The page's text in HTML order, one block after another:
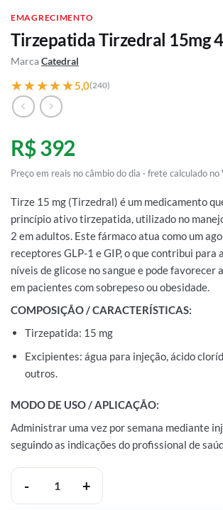
EMAGRECIMENTO
Tirzepatida Tirzedral 15mg
MarcaCatedral
★★★★★
★★★★★5,0(240)
R$ 392
Preço em reais no câmbio do dia · frete calculado
Tirze 15 mg (Tirzedral) é um medicamento
princípio ativo tirzepatida, utilizado no
2 em adultos. Este fármaco atua como um
receptores GLP-1 e GIP, o que contribui para
níveis de glicose no sangue e pode favorecer
em pacientes com sobrepeso ou obesidade.
COMPOSIÇÃO / CARACTERÍSTICAS:
Tirzepatida: 15 mg
Excipientes: água para injeção, ácido
outros.
MODO DE USO / APLICAÇÃO:
Administrar uma vez por semana mediante
seguindo as indicações do profissional de
Tirzepatida Tirzedral 15mg 4 ampolas quantidade